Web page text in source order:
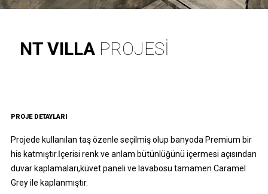
NT VILLAPROJESİ
PROJE DETAYLARI
Projede kullanılan taş özenle seçilmiş olup banyoda Premium bir
his katmıştır.İçerisi renk ve anlam bütünlüğünü içermesi açısından
duvar kaplamaları,küvet paneli ve lavabosu tamamen Caramel
Grey ile kaplanmıştır.